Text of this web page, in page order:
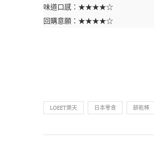
味道口感：★★★★☆
回購意願：★★★★☆
LOEET樂天 日本零食 餅乾棒